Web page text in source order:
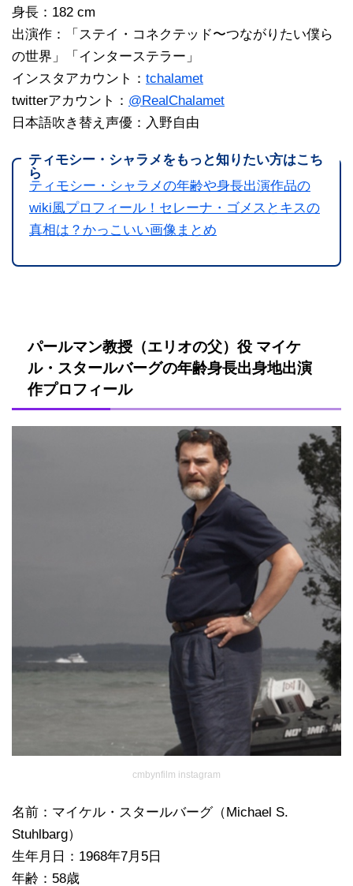
身長：182 cm
出演作：「ステイ・コネクテッド〜つながりたい僕ら
の世界」「インターステラー」
インスタアカウント： tchalamet
twitterアカウント： @RealChalamet
日本語吹き替え声優：入野自由
ティモシー・シャラメをもっと知りたい方はこち
ら
ティモシー・シャラメの年齢や身長出演作品の
wiki風プロフィール！セレーナ・ゴメスとキスの
真相は？かっこいい画像まとめ
パールマン教授（エリオの父）役 マイケ
ル・スタールバーグの年齢身長出身地出演
作プロフィール
cmbynfilm instagram
名前：マイケル・スタールバーグ（Michael S.
Stuhlbarg）
生年月日：1968年7月5日
年齢：58歳